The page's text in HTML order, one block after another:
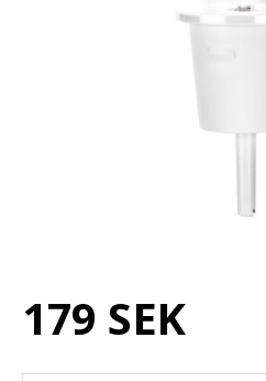
179 SEK